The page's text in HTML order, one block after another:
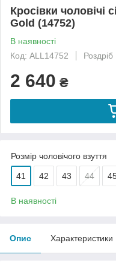
Кросівки чоловічі
Gold (14752)
В наявності
Код: ALL14752
Роздріб
2 640 ₴
Розмір чоловічого взуття
41 42 43 44
В наявності
Опис Характеристики